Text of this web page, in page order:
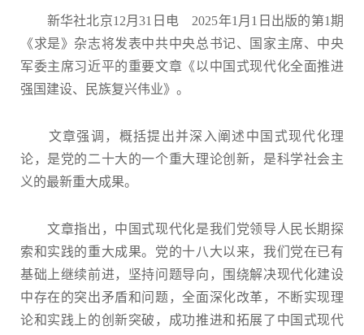
新华社北京12月31日电 2025年1月1日出版的第1期
《求是》杂志将发表中共中央总书记、国家主席、中央
军委主席习近平的重要文章《以中国式现代化全面推进
强国建设、民族复兴伟业》。
文章强调，概括提出并深入阐述中国式现代化理
论，是党的二十大的一个重大理论创新，是科学社会主
义的最新重大成果。
文章指出，中国式现代化是我们党领导人民长期探
索和实践的重大成果。党的十八大以来，我们党在已有
基础上继续前进，坚持问题导向，围绕解决现代化建设
中存在的突出矛盾和问题，全面深化改革，不断实现理
论和实践上的创新突破，成功推进和拓展了中国式现代